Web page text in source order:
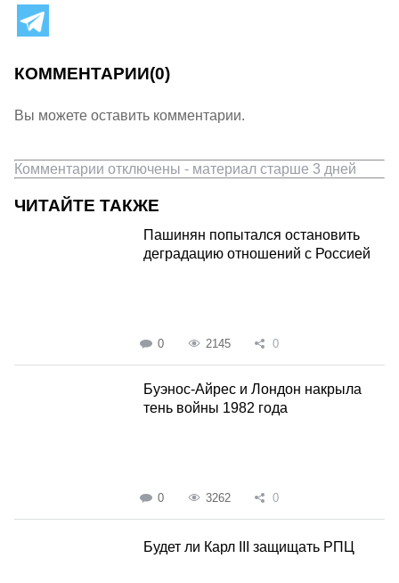
КОММЕНТАРИИ(0)
Вы можете оставить комментарии.
Комментарии отключены - материал старше 3 дней
ЧИТАЙТЕ ТАКЖЕ
Пашинян попытался остановить
деградацию отношений с Россией
0 2145 0
Буэнос-Айрес и Лондон накрыла
тень войны 1982 года
0 3262 0
Будет ли Карл III защищать РПЦ